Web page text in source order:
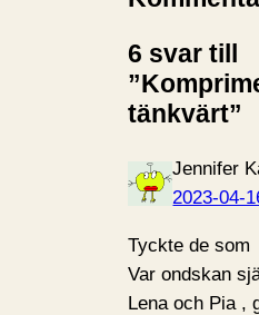
6 svar till
tänkvärt”
Jennifer
2023-04-
Tyckte de som
Var ondskan
Lena och Pia ,